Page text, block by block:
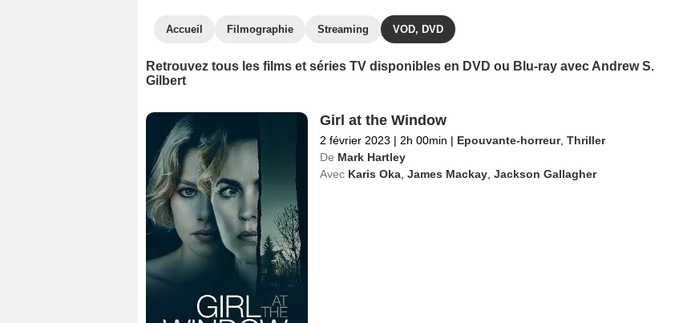
Accueil Filmographie Streaming VOD, DVD
Retrouvez tous les films et séries TV disponibles en DVD ou Blu-ray avec Andrew S.
Gilbert
Girl at the Window
2 février 2023 | 2h 00min | Epouvante-horreur, Thriller
De Mark Hartley
Avec Karis Oka, James Mackay, Jackson Gallagher